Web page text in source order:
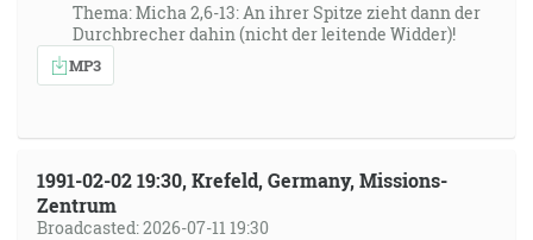
Thema: Micha 2,6-13: An ihrer Spitze zieht dann der
Durchbrecher dahin (nicht der leitende Widder)!
MP3
1991-02-02 19:30, Krefeld, Germany, Missions-
Zentrum
Broadcasted: 2026-07-11 19:30